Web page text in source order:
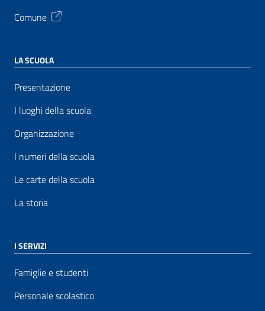
Comune
LA SCUOLA
Presentazione
I luoghi della scuola
Organizzazione
I numeri della scuola
Le carte della scuola
La storia
I SERVIZI
Famiglie e studenti
Personale scolastico